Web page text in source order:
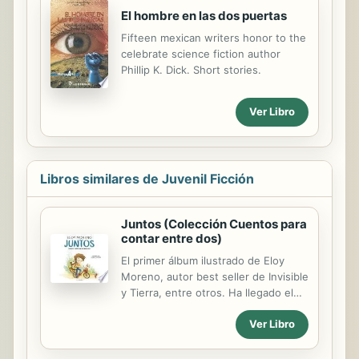
El hombre en las dos puertas
Fifteen mexican writers honor to the
celebrate science fiction author
Phillip K. Dick. Short stories.
Ver Libro
Libros similares de Juvenil Ficción
Juntos (Colección Cuentos para
contar entre dos)
El primer álbum ilustrado de Eloy
Moreno, autor best seller de Invisible
y Tierra, entre otros. Ha llegado el
verano y Ben está deseando
estrenar la nueva piscina del pueblo.
De camino, encontrará a todo tipo de
Ver Libro